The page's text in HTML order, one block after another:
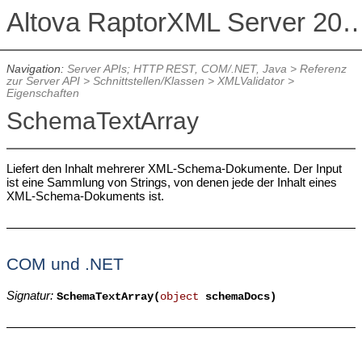
Altova
Navigation: Server APIs; HTTP REST, COM/.NET, Java> Referenz
zur Server API> Schnittstellen/Klassen > XMLValidator>
Eigenschaften
SchemaTextArray
Liefert den Inhalt mehrerer XML-Schema-Dokumente. Der Input
ist eine Sammlung von Strings, von denen jede der Inhalt eines
XML-Schema-Dokuments ist.
COM und .NET
Signatur: SchemaTextArray( object schemaDocs)